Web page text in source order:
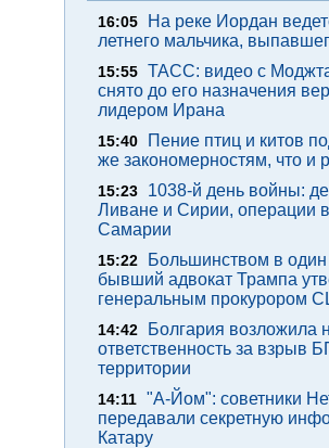
16:05
На реке Иордан
летнего мальчика,
15:55 ТАСС: видео с
снято до его назначения
лидером Ирана
15:40
Пение птиц и китов
же закономерностям, что и
15:23
1038-й день войны:
Ливане и Сирии, операции
Самарии
15:22
Большинством в один
бывший адвокат Трампа
генеральным прокурором
14:42
Болгария возложила
ответственность за взрыв
территории
14:11 "А-Йом": советники
передавали секретную
Катару